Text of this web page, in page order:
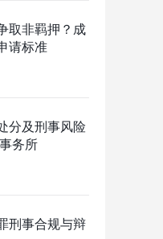
取非羁押？成
请标准
分及刑事风险
务所
刑事合规与辩